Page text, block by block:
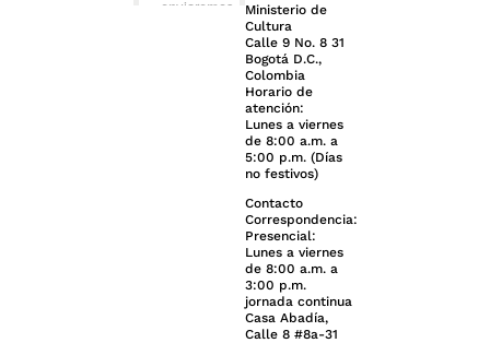
Ministerio de
Cultura
Calle 9 No. 8 31
Bogotá D.C.,
Colombia
Horario de
atención:
Lunes a viernes
de 8:00 a.m. a
5:00 p.m. (Días
no festivos)
Contacto
Correspondencia:
Presencial:
Lunes a viernes
de 8:00 a.m. a
3:00 p.m.
jornada continua
Casa Abadía,
Calle 8 #8a-31